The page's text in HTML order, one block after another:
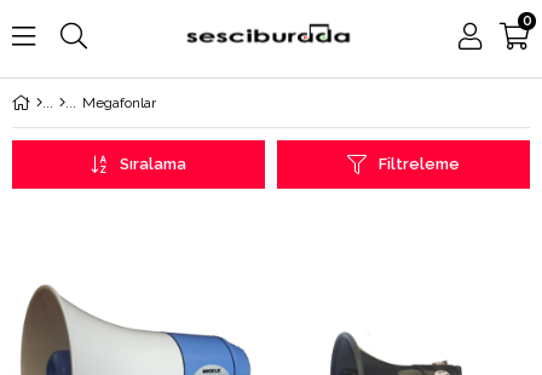
0
Megafonlar
Filtreleme
Sıralama